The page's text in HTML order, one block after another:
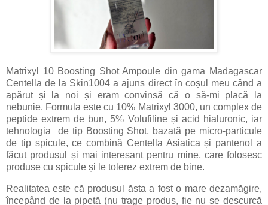
Matrixyl 10 Boosting Shot Ampoule din gama Madagascar
Centella de la Skin1004 a ajuns direct în coșul meu când a
apărut și la noi și eram convinsă că o să-mi placă la
nebunie. Formula este cu 10% Matrixyl 3000, un complex de
peptide extrem de bun, 5% Volufiline și acid hialuronic, iar
tehnologia de tip Boosting Shot, bazată pe micro-particule
de tip spicule, ce combină Centella Asiatica și pantenol a
făcut produsul și mai interesant pentru mine, care folosesc
produse cu spicule și le tolerez extrem de bine.
Realitatea este că produsul ăsta a fost o mare dezamăgire,
începând de la pipetă (nu trage produs, fie nu se descurcă